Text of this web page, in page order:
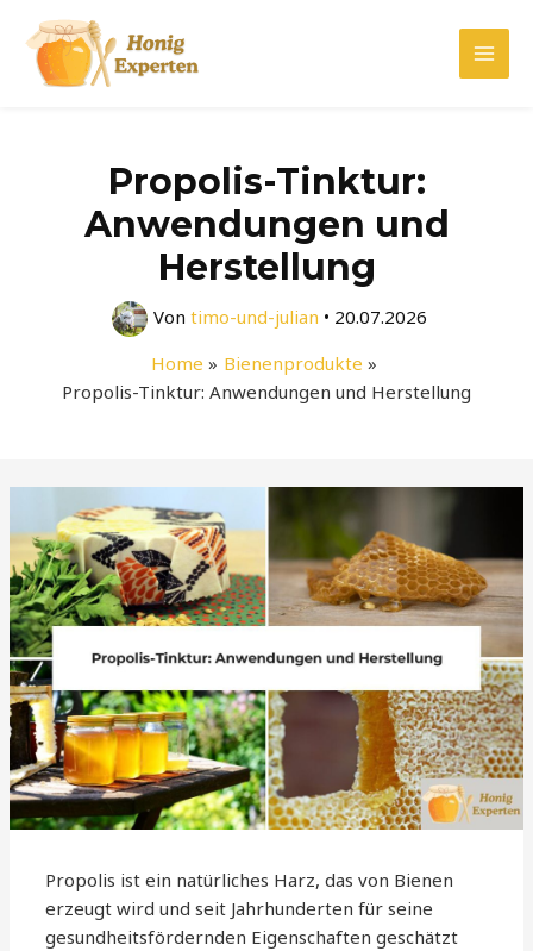
Inhalt
springen
Main
Propolis-Tinktur:
Anwendungen und
Herstellung
Von timo-und-julian • 20.07.2026
Home
Bienenprodukte
Propolis-Tinktur: Anwendungen und Herstellung
Propolis ist ein natürliches Harz, das von Bienen
erzeugt wird und seit Jahrhunderten für seine
gesundheitsfördernden Eigenschaften geschätzt